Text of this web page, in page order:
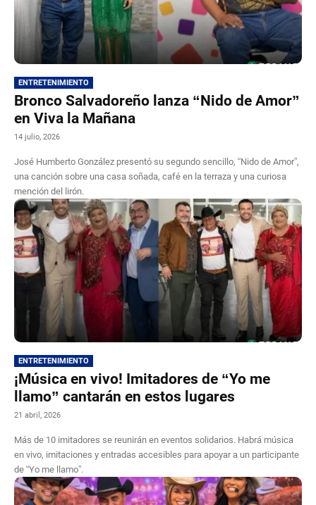
ENTRETENIMIENTO
Bronco Salvadoreño lanza “Nido de Amor”
en Viva la Mañana
14 julio, 2026
José Humberto González presentó su segundo sencillo, “Nido de Amor”,
una canción sobre una casa soñada, café en la terraza y una curiosa
mención del lirón.
ENTRETENIMIENTO
¡Música en vivo! Imitadores de “Yo me
llamo” cantarán en estos lugares
21 abril, 2026
Más de 10 imitadores se reunirán en eventos solidarios. Habrá música
en vivo, imitaciones y entradas accesibles para apoyar a un participante
de “Yo me llamo”.